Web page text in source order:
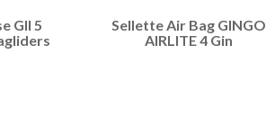
GII 5
Sellette Air Bag GINGO
AIRLITE 4 Gin